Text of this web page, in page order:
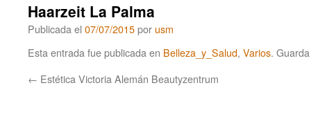
Haarzeit La Palma
Publicada el 07/07/2015por usm
Esta entrada fue publicada en Belleza_y_Salud, Varios.
← Estética Victoria Alemán Beautyzentrum